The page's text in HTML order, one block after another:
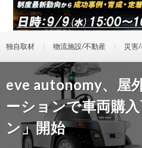
独自取材 物流施設/不動産 災害
eve autonomy、屋
ーションで車両購
ン」開始